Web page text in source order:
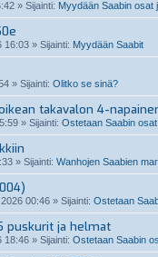
» Sijainti: Myydään Saabin osat
16:03 » Sijainti: Myydään Saabit
» Sijainti: Olitko se sinä?
takavalon 4-
» Sijainti: Ostetaan Saabin
» Sijainti: Wanhojen Saabien
00:46 » Sijainti: Ostetaan
puskurit ja helmat
18:46 » Sijainti: Ostetaan Saabin